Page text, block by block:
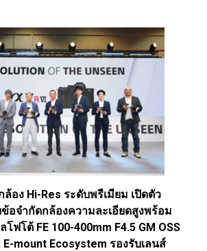
อง Hi-Res ระดับพรีเมียม เปิดตัว
ข้อจำกัดกล้องความละเอียดสูงพร้อม
โฟโต้ FE 100-400mm F4.5 GM OSS
mount Ecosystem รองรับเลนส์